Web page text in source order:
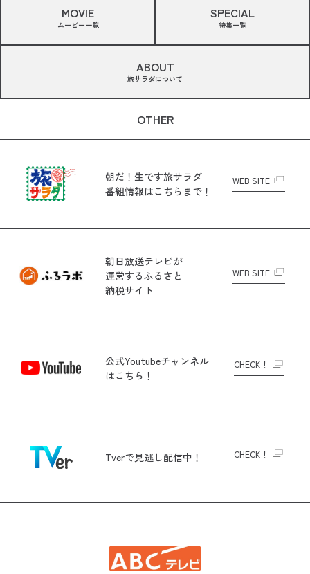
MOVIE
ムービー一覧
SPECIAL
特集一覧
ABOUT
旅サラダについて
OTHER
朝だ！生です旅サラダ
番組情報はこちらまで！
WEB SITE
朝日放送テレビが
運営するふるさと
納税サイト
WEB SITE
公式Youtubeチャンネル
はこちら！
CHECK！
Tverで見逃し配信中！ CHECK！